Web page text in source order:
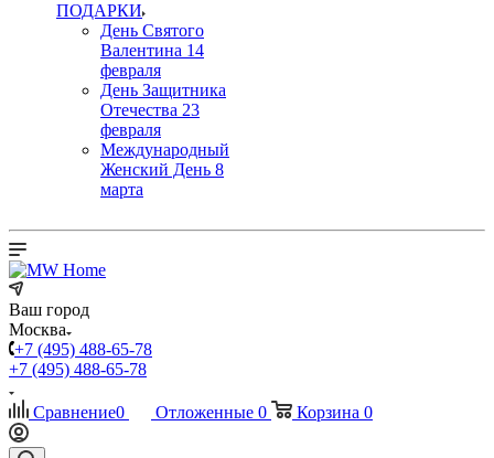
ПОДАРКИ
День Святого
Валентина 14
февраля
День Защитника
Отечества 23
февраля
Международный
Женский День 8
марта
Ваш город
Москва
+7 (495) 488-65-78
+7 (495) 488-65-78
Сравнение0 Отложенные 0 Корзина 0